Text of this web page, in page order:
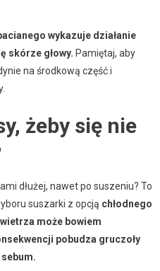
wykazuje działanie
skórze głowy. Pamiętaj, aby
na środkową część i
żeby się nie
dłużej, nawet po suszeniu? To
suszarki z opcją chłodnego
może bowiem
pobudza gruczoły